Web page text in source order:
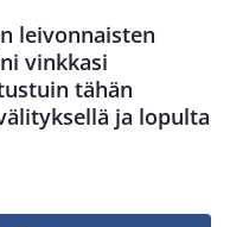
leivonnaisten
vinkkasi
tähän
ja lopulta